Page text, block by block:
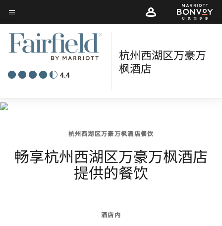
Skip
to
main
content
菜单文本
4.4
杭州西湖区万豪万
枫酒店
杭州西湖区万豪万枫酒店餐饮
畅享杭州西湖区万豪万枫酒店
提供的餐饮
酒店内